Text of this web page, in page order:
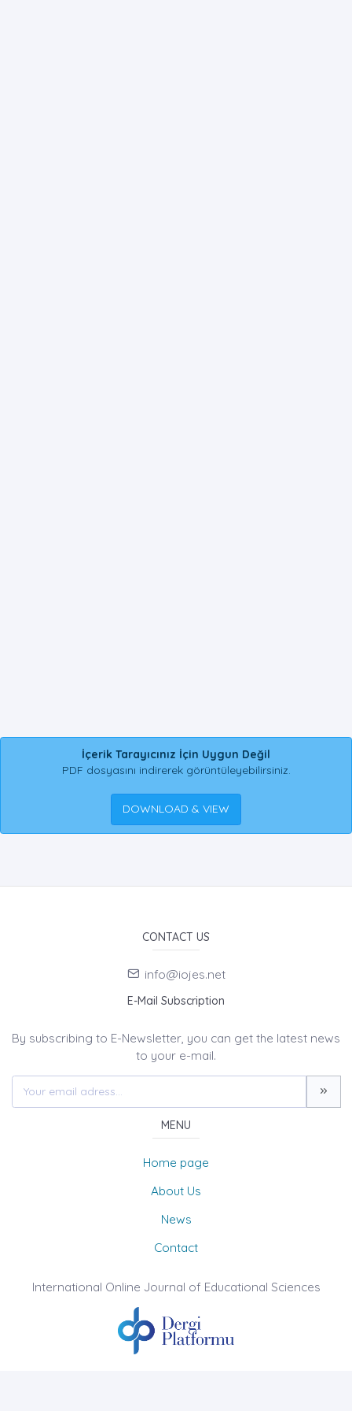
İçerik Tarayıcınız İçin Uygun Değil
PDF dosyasını indirerek görüntüleyebilirsiniz.
DOWNLOAD & VIEW
CONTACT US
info@iojes.net
E-Mail Subscription
By subscribing to E-Newsletter, you can get the latest news
to your e-mail.
MENU
Home page
About Us
News
Contact
International Online Journal of Educational Sciences